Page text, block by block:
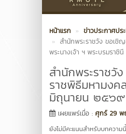
หน้าแรก
ข่าวประกาศปร
สำนักพระราชวัง ขอเชิ
พระนางเจ้า ฯ พระบรมรา
สำนักพระราชวั
ราชพิธีมหามงค
มิถุนายน ๒๕๖๙
เผยแพร่เมื่อ : ศุกร์ 29 พ
ยังไม่มีคะแนนสำหรับบทความนี้